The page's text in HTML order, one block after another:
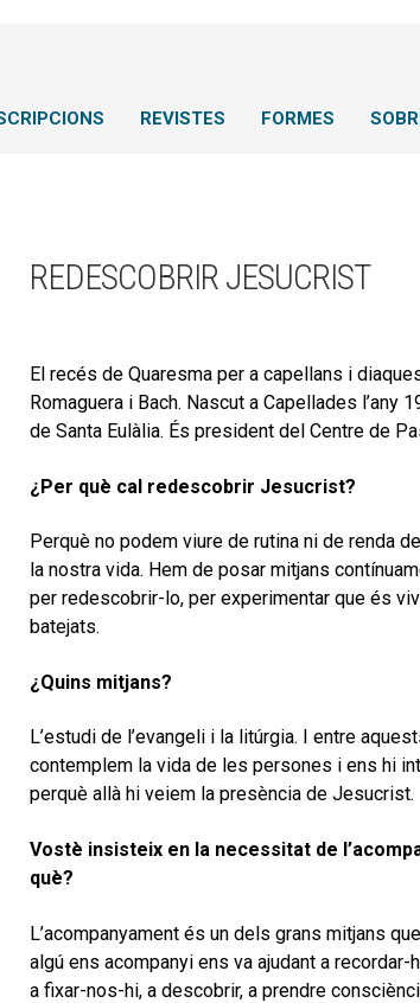
REVISTES FORMES
REDESCOBRIR JESUCRIST
El recés de Quaresma per a capellans i
Romaguera i Bach. Nascut a Capellades
de Santa Eulàlia. És president del Centre de
¿Per què cal redescobrir Jesucrist?
Perquè no podem viure de rutina ni de renda
la nostra vida. Hem de posar mitjans
per redescobrir-lo, per experimentar que és
batejats.
¿Quins mitjans?
L’estudi de l’evangeli i la litúrgia. I entre
contemplem la vida de les persones i ens hi
perquè allà hi veiem la presència de Jesucrist.
Vostè insisteix en la necessitat de
què?
L’acompanyament és un dels grans mitjans
algú ens acompanyi ens va ajudant a recordar-
a fixar-nos-hi, a descobrir, a prendre